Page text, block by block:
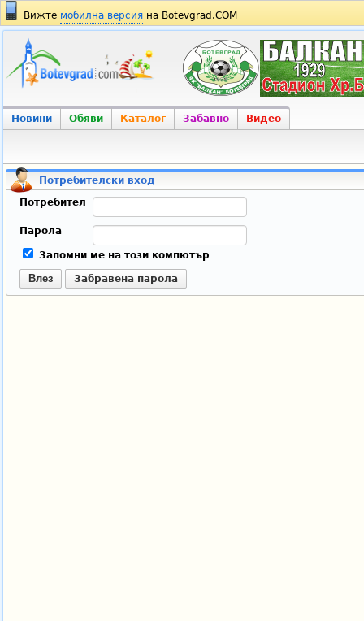
Вижте мобилна версия на Botevgrad.COM
Новини Обяви Каталог Забавно Видео
Потребителски вход
Потребител
Парола
Запомни ме на този компютър
Влез Забравена парола